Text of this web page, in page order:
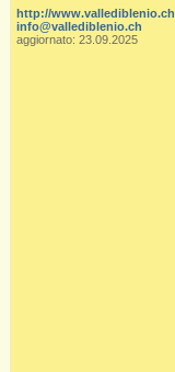
http://www.vallediblenio.ch
info@vallediblenio.ch
aggiornato: 23.09.2025